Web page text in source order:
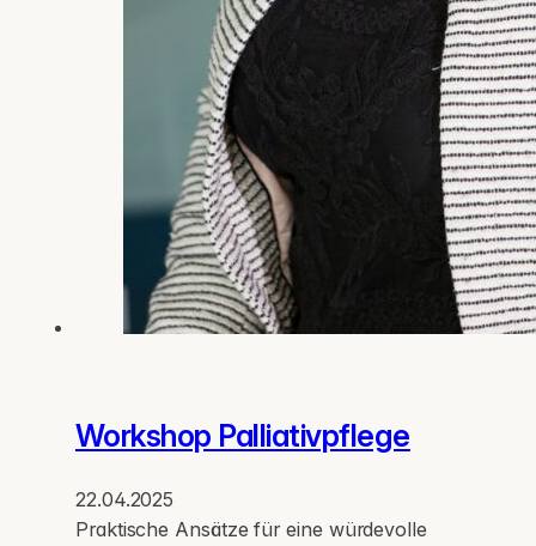
Workshop Palliativpflege
22.04.2025
Praktische Ansätze für eine würdevolle